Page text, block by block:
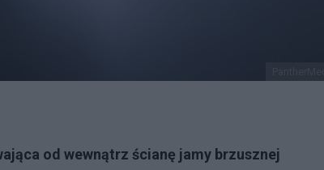
od wewnątrz ścianę jamy brzusznej